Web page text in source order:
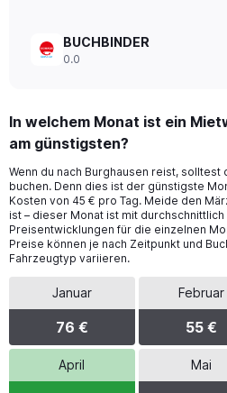
BUCHBINDER
0.0
In welchem Monat ist ein
am günstigsten?
Wenn du nach Burghausen reist,
buchen. Denn dies ist der günstigste
Kosten von 45 € pro Tag. Meide den
ist – dieser Monat ist mit
Preisentwicklungen für die einzelnen
Preise können je nach Zeitpunkt und
Fahrzeugtyp variieren.
Januar
76 €
Februar
55 €
April Mai